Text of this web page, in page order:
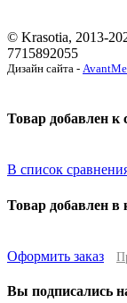
© Krasotia, 2013-
7715892055
Дизайн сайта -
Товар добавлен к
В список
Товар добавлен в
Оформить заказ
Вы подписались